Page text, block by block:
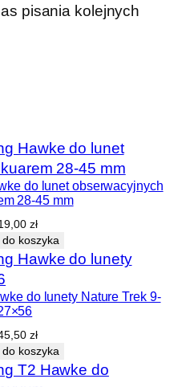
pisania kolejnych
do lunet obserwacyjnych
28-45 mm
zł
do koszyka
do lunety Nature Trek 9-
zł
do koszyka